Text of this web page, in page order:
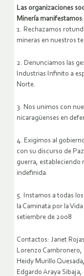
Las organizaciones
Minería manifestamos:
1. Rechazamos
mineras en nuestros
2. Denunciamos las
Industrias Infinito a
Norte.
3. Nos unimos con
nicaragüenses en
4. Exigimos al
con su discurso de
guerra, estableciendo
indefinida.
5. Instamos a todas
la Caminata por la
setiembre de 2008
Contactos: Janet
Lorenzo
Heidy Murillo
Edgardo Araya